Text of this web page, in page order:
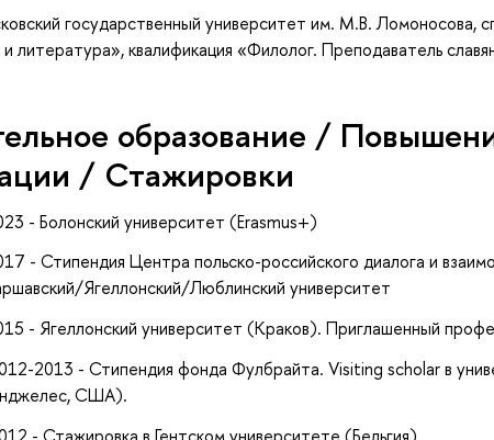
государственный университет им. М.В. Ломоносова,
литература», квалификация «Филолог. Преподаватель
образование /
/ Стажировки
- Болонский университет (Erasmus+)
- Стипендия Центра польско-российского диалога и
Ягеллонский/Люблинский университет
- Ягеллонский университет (Краков). Приглашенный
2013 - Стипендия фонда Фулбрайта. Visiting scholar в
США).